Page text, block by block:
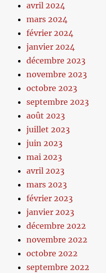
avril 2024
mars 2024
février 2024
janvier 2024
décembre 2023
novembre 2023
octobre 2023
septembre 2023
août 2023
juillet 2023
juin 2023
mai 2023
avril 2023
mars 2023
février 2023
janvier 2023
décembre 2022
novembre 2022
octobre 2022
septembre 2022